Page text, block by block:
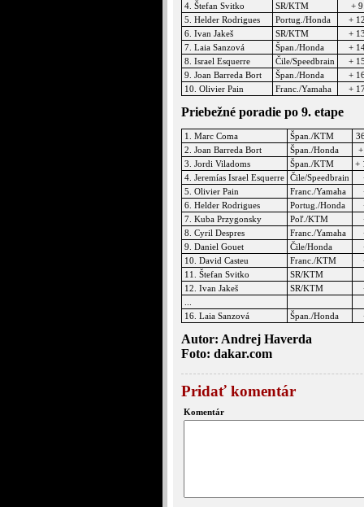
4. Štefan Svitko
SR/KTM
+
5. Helder Rodrigues
Portug./Honda
+
6. Ivan Jakeš
SR/KTM
+
7. Laia Sanzová
Špan./Honda
+
8. Israel Esquerre
Čile/Speedbrain
+
9. Joan Barreda Bort
Špan./Honda
+
10. Olivier Pain
Franc./Yamaha +
Priebežné poradie po 9. etape
1. Marc Coma Špan./KTM
2. Joan Barreda Bort
Špan./Honda
3. Jordi Viladoms
Špan./KTM
+
4. Jeremías Israel Esquerre Čile/Speedbrain
5. Olivier Pain
Franc./Yamaha
6. Helder Rodrigues
Portug./Honda
7. Kuba Przygonsky
Poľ./KTM
8. Cyril Despres
Franc./Yamaha
9. Daniel Gouet
Čile/Honda
10. David Casteu
Franc./KTM
11. Štefan Svitko
SR/KTM
12. Ivan Jakeš
SR/KTM
16. Laia Sanzová
Špan./Honda
Autor: Andrej Haverda
Foto: dakar.com
Pridať komentár
Komentár